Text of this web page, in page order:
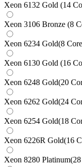
Xeon 6132 Gold (14
Xeon 3106 Bronze (8
Xeon 6234 Gold(8
Xeon 6130 Gold (16
Xeon 6248 Gold(20
Xeon 6262 Gold(24
Xeon 6254 Gold(18
Xeon 6226R Gold(16
Xeon 8280